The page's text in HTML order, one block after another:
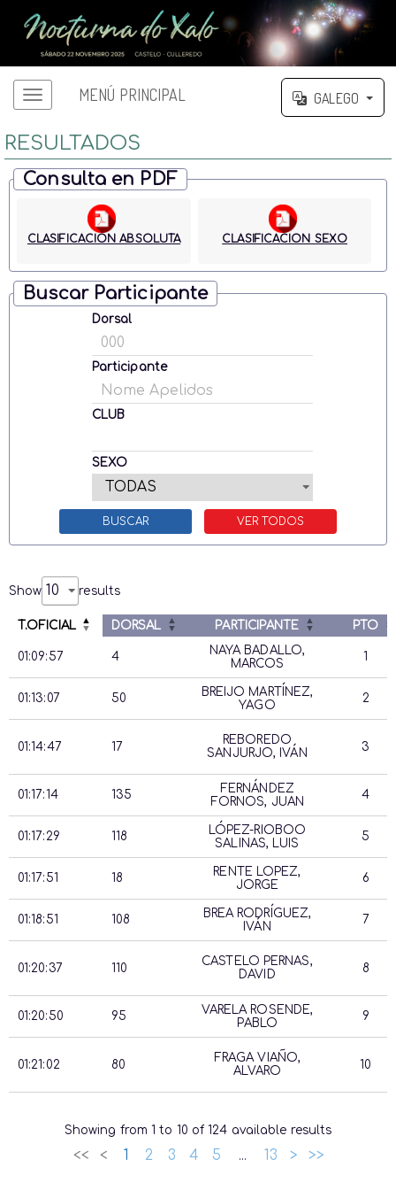
MENÚ PRINCIPAL GALEGO
RESULTADOS
Consulta en PDF
CLASIFICACION ABSOLUTA CLASIFICACION SEXO
Buscar Participante
Dorsal
Participante
CLUB
SEXO
Show results
T.OFICIAL DORSAL PARTICIPANTE PTO
01:09:57 4
NAYA BADALLO,
MARCOS
1
01:13:07 50
BREIJO MARTÍNEZ,
YAGO
2
01:14:47 17
REBOREDO
SANJURJO, IVÁN
3
01:17:14 135
FERNÁNDEZ
FORNOS, JUAN
4
01:17:29 118
LÓPEZ-RIOBOO
SALINAS, LUIS
5
01:17:51 18
RENTE LOPEZ,
JORGE
6
01:18:51 108
BREA RODRÍGUEZ,
IVÁN
7
01:20:37 110
CASTELO PERNAS,
DAVID
8
01:20:50 95
VARELA ROSENDE,
PABLO
9
01:21:02 80
FRAGA VIAÑO,
ALVARO
10
Showing from 1 to 10 of 124 available results
<< < 1 2 3 4 5 … 13 > >>